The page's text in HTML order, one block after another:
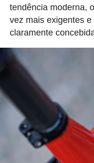
tendência moderna,
vez mais exigentes
claramente